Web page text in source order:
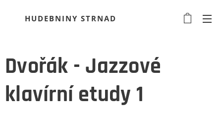
HUDEBNINY STRNAD
Dvořák - Jazzové
klavírní etudy 1